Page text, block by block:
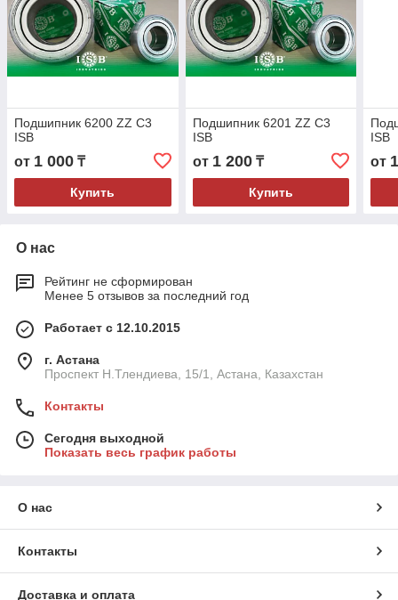
Подшипник 6200 ZZ C3
ISB
от 1 000 ₸
Купить
Подшипник 6201 ZZ C3
ISB
от 1 200₸
Купить
ISB
от
О нас
Рейтинг не сформирован
Менее 5 отзывов за последний год
Работает с 12.10.2015
г. Астана
Проспект Н.Тлендиева, 15/1, Астана, Казахстан
Контакты
Сегодня выходной
Показать весь график работы
О нас
Контакты
Доставка и оплата